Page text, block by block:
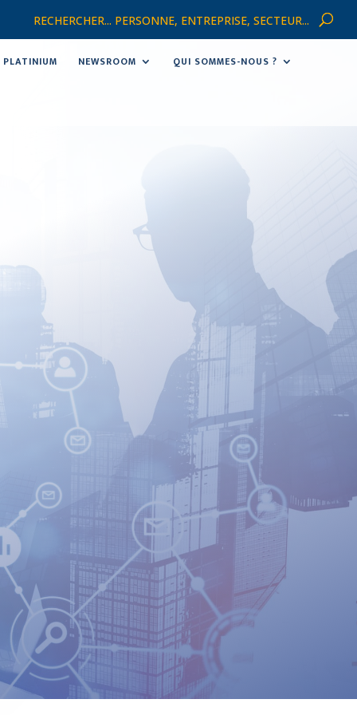
RECHERCHER... PERSONNE, ENTREPRISE, SECTEUR...
PLATINIUM NEWSROOM QUI SOMMES-NOUS ?